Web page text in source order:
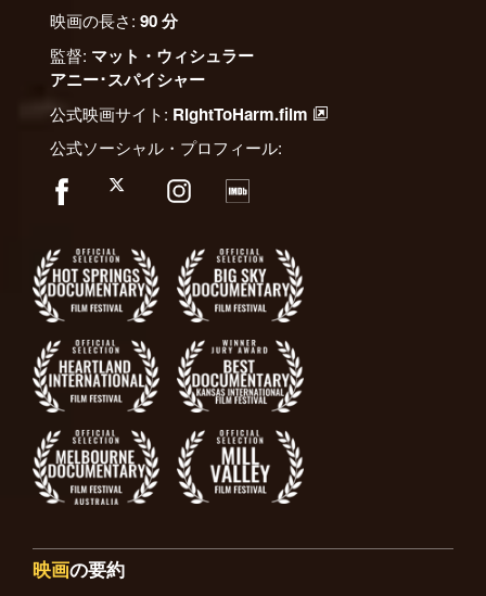
映画の長さ: 90 分
監督: マット・ウィシュラー
アニー･スパイシャー
公式映画サイト: RightToHarm.film
公式ソーシャル・プロフィール:
映画の要約